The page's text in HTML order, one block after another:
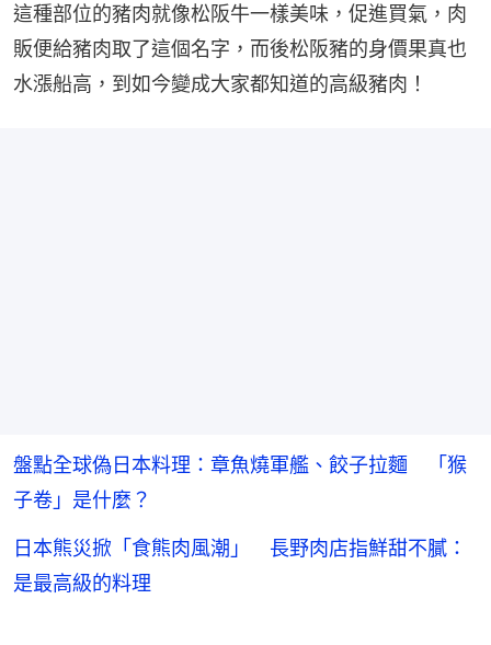
這種部位的豬肉就像松阪牛一樣美味，促進買氣，肉
販便給豬肉取了這個名字，而後松阪豬的身價果真也
水漲船高，到如今變成大家都知道的高級豬肉！
盤點全球偽日本料理：章魚燒軍艦、餃子拉麵 「猴
子卷」是什麼？
日本熊災掀「食熊肉風潮」 長野肉店指鮮甜不膩：
是最高級的料理